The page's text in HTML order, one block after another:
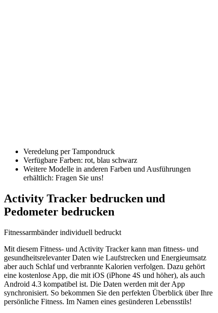
Veredelung per Tampondruck
Verfügbare Farben: rot, blau schwarz
Weitere Modelle in anderen Farben und Ausführungen
erhältlich: Fragen Sie uns!
Activity Tracker bedrucken und
Pedometer bedrucken
Fitnessarmbänder individuell bedruckt
Mit diesem Fitness- und Activity Tracker kann man fitness- und
gesundheitsrelevanter Daten wie Laufstrecken und Energieumsatz
aber auch Schlaf und verbrannte Kalorien verfolgen. Dazu gehört
eine kostenlose App, die mit iOS (iPhone 4S und höher), als auch
Android 4.3 kompatibel ist. Die Daten werden mit der App
synchronisiert. So bekommen Sie den perfekten Überblick über Ihre
persönliche Fitness. Im Namen eines gesünderen Lebensstils!